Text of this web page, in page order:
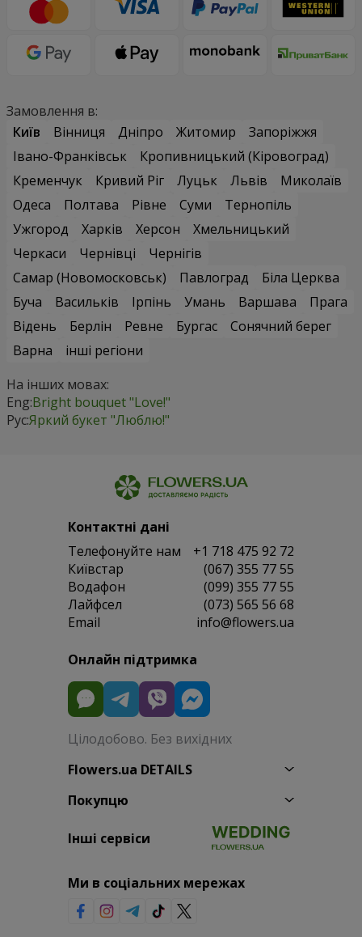
Замовлення в:
Київ
Вінниця Дніпро Житомир
Запоріжжя
Івано-Франківськ
Кропивницький (Кіровоград)
Кременчук
Кривий Ріг Луцьк Львів
Миколаїв
Одеса
Полтава Рівне Суми
Тернопіль
Ужгород
Харків Херсон
Хмельницький
Черкаси
Чернівці
Чернігів
Самар (Новомосковськ)
Павлоград
Біла Церква
Буча
Васильків Ірпінь Умань Варшава
Прага
Відень
Берлін Ревне Бургас
Сонячний берег
Варна
інші регіони
На інших мовах:
Eng:Bright bouquet "Love!"
Рус:Яркий букет "Люблю!"
Контактні дані
Телефонуйте нам
+1 718 475 92 72
Київстар
(067) 355 77 55
Водафон
(099) 355 77 55
Лайфсел
(073) 565 56 68
Email
info@flowers.ua
Онлайн підтримка
Цілодобово. Без вихідних
Flowers.ua DETAILS
Покупцю
Інші сервіси
Ми в соціальних мережах